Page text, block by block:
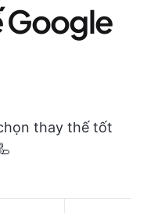
Google
thay thế tốt